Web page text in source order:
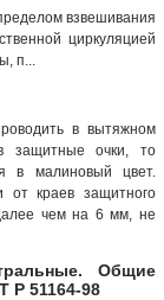
взвешивания
циркуляцией
п...
в вытяжном
защитные очки, то
в малиновый цвет.
от краев защитного
чем на 6 мм, не
Общие
Р 51164-98